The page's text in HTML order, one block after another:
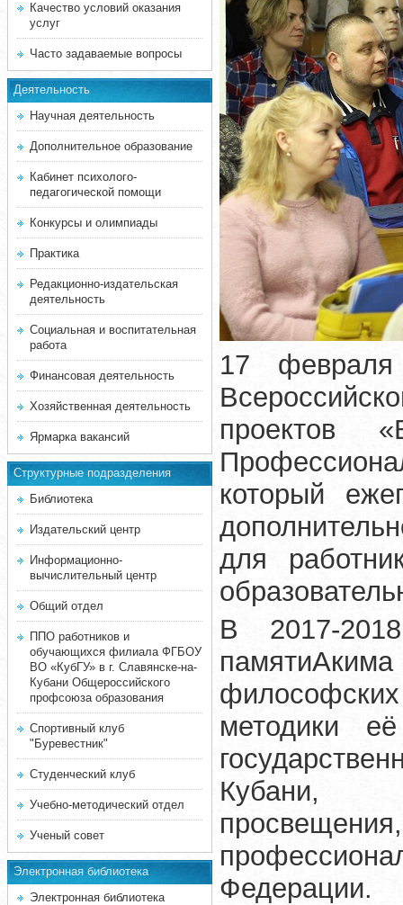
Качество условий оказания
услуг
Часто задаваемые вопросы
Деятельность
Научная деятельность
Дополнительное образование
Кабинет психолого-
педагогической помощи
Конкурсы и олимпиады
Практика
Редакционно-издательская
деятельность
Социальная и воспитательная
работа
Финансовая деятельность
Хозяйственная деятельность
Ярмарка вакансий
Структурные подразделения
Библиотека
Издательский центр
Информационно-
вычислительный центр
Общий отдел
ППО работников и
обучающихся филиала ФГБОУ
ВО «КубГУ» в г. Славянске-на-
Кубани Общероссийского
профсоюза образования
Спортивный клуб
"Буревестник"
Студенческий клуб
Учебно-методический отдел
Ученый совет
Электронная библиотека
Электронная библиотека
17
проектов
который
для
В 2017-
памяти
методики
Федерации.